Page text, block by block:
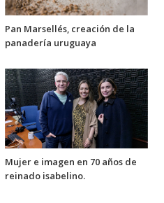
Pan Marsellés, creación de la
panadería uruguaya
Mujer e imagen en 70 años de
reinado isabelino.